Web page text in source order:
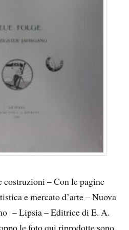
– Con le pagine
e mercato d’arte – Nuova
– Lipsia – Editrice di E. A.
le foto qui riprodotte sono